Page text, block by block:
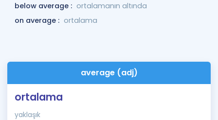
below average : ortalamanın altında
on average : ortalama
average (adj)
ortalama
yaklaşık